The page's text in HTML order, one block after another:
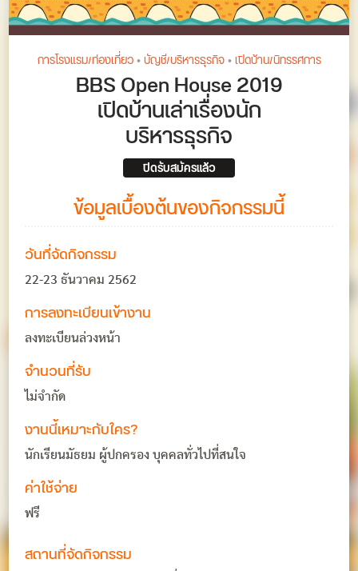
การโรงแรม/ท่องเที่ยว•บัญชี/บริหารธุรกิจ•เปิดบ้าน/นิทรรศการ
BBS Open House 2019
เปิดบ้านเล่าเรื่องนัก
บริหารธุรกิจ
ปิดรับสมัครแล้ว
ข้อมูลเบื้องต้นของกิจกรรมนี้
วันที่จัดกิจกรรม
22-23 ธันวาคม 2562
การลงทะเบียนเข้างาน
ลงทะเบียนล่วงหน้า
จำนวนที่รับ
ไม่จำกัด
งานนี้เหมาะกับใคร?
นักเรียนมัธยม ผู้ปกครอง บุคคลทั่วไปที่สนใจ
ค่าใช้จ่าย
ฟรี
สถานที่จัดกิจกรรม